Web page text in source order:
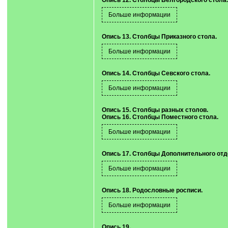
Опись 13. Столбцы Приказного стола.
Опись 14. Столбцы Севского стола.
Опись 15. Столбцы разных столов.
Опись 16. Столбцы Поместного стола.
Опись 17. Столбцы Дополнительного
Опись 18. Родословные росписи.